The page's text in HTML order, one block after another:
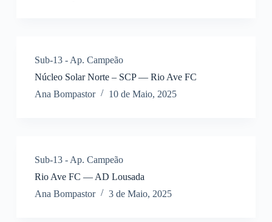
Sub-13 - Ap. Campeão
Núcleo Solar Norte – SCP — Rio Ave FC
Ana Bompastor
10 de Maio, 2025
Sub-13 - Ap. Campeão
Rio Ave FC — AD Lousada
Ana Bompastor
3 de Maio, 2025